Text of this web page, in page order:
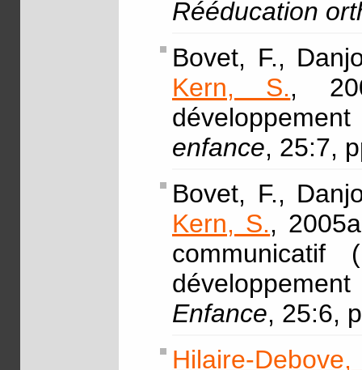
Rééducation
Bovet, F.,
Kern, S.,
enfance, 25:7,
Bovet, F.,
Kern, S.,
Enfance, 25:6,
Hilaire-